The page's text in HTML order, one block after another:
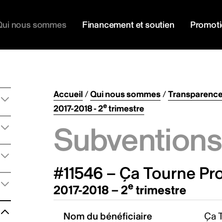
nous sommes Financement et soutien
Accueil/Qui nous sommes/
2017-2018 - 2etrimestre
#11546 – Ça Tourne
2017-2018 – 2e trimestre
Nom du bénéficiaire Ça